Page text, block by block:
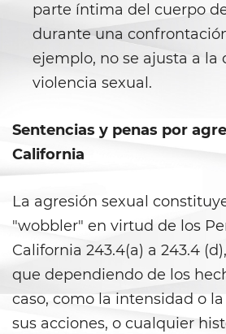
Parole
Petition to Vacate
Conviction
Post Conviction Relief
Vacating/ Setting
Conviction
Property Crimes
Aggravated
parte íntima del cuerpo
durante una
ejemplo, no se ajusta a la
violencia sexual.
Sentencias y penas por
California
La agresión sexual
"wobbler" en virtud de los
California 243.4(a) a 243.4
que dependiendo de los
caso, como la intensidad o
sus acciones, o cualquier